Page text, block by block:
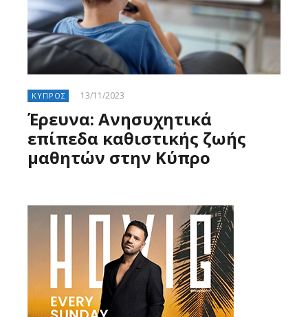
ΚΥΠΡΟΣ 13/11/2023
Έρευνα: Ανησυχητικά
επίπεδα καθιστικής ζωής
μαθητών στην Κύπρο